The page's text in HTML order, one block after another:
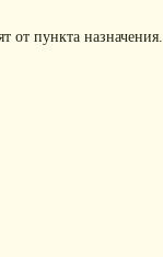
от пункта назначения.